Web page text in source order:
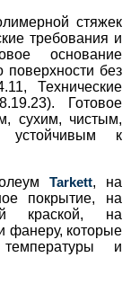
стяжек
требования и
основание
поверхности без
Технические
Готовое
сухим, чистым,
устойчивым к
Tarkett, на
покрытие, на
краской, на
фанеру, которые
и